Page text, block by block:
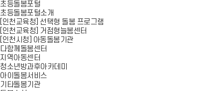
초등돌봄포털
초등돌봄포털소개
[인천교육청] 선택형 돌봄 프로그램
[인천교육청] 거점형늘봄센터
[인천시청] 아동돌봄기관
다함께돌봄센터
지역아동센터
청소년방과후아카데미
아이돌봄서비스
기타돌봄기관